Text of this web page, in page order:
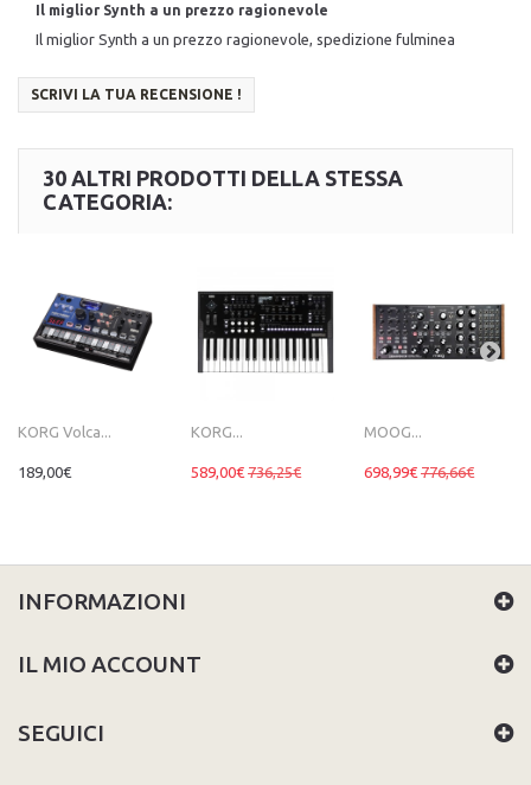
Il miglior Synth a un prezzo ragionevole
Il miglior Synth a un prezzo ragionevole, spedizione fulminea
SCRIVI LA TUA RECENSIONE !
30 ALTRI PRODOTTI DELLA STESSA
CATEGORIA:
KORG Volca...
189,00€
KORG...
589,00€ 736,25€
MOOG...
698,99€ 776,66€
INFORMAZIONI
IL MIO ACCOUNT
SEGUICI